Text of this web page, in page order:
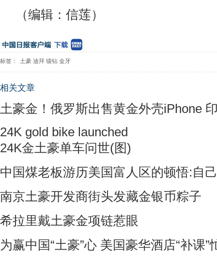
（编辑：信莲）
标签： 土豪 迪拜 镶钻 金牙
相关文章
土豪金！俄罗斯出售黄金外壳iPhone
24K gold bike launched
24K金土豪单车问世(图)
中国煤老板游历美国富人区的顿悟:自
南京土豪开发商街头发藏金银币粽子
希拉里戴土豪金项链惹眼
为赢中国“土豪”心 美国豪华酒店“补课”